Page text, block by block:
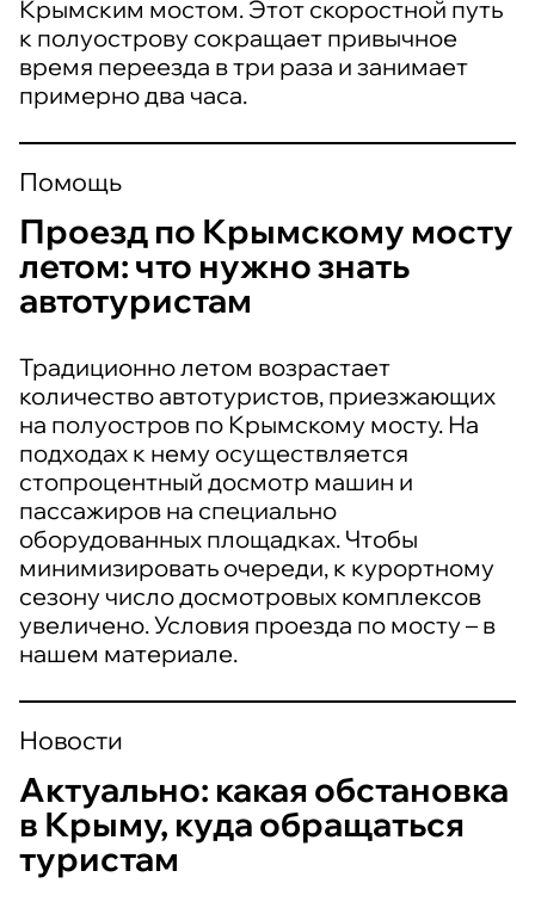
Крымским мостом. Этот скоростной путь
к полуострову сокращает привычное
время переезда в три раза и занимает
примерно два часа.
Помощь
Проезд по Крымскому мосту
летом: что нужно знать
автотуристам
Традиционно летом возрастает
количество автотуристов, приезжающих
на полуостров по Крымскому мосту. На
подходах к нему осуществляется
стопроцентный досмотр машин и
пассажиров на специально
оборудованных площадках. Чтобы
минимизировать очереди, к курортному
сезону число досмотровых комплексов
увеличено. Условия проезда по мосту – в
нашем материале.
Новости
Актуально: какая обстановка
в Крыму, куда обращаться
туристам